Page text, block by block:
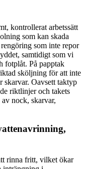
kontrollerat arbetssätt
som kan skada
som inte repor
samtidigt som vi
fotplåt. På papptak
sköljning för att inte
skarvar. Oavsett taktyp
riktlinjer och takets
nock, skarvar,
rinna fritt, vilket ökar